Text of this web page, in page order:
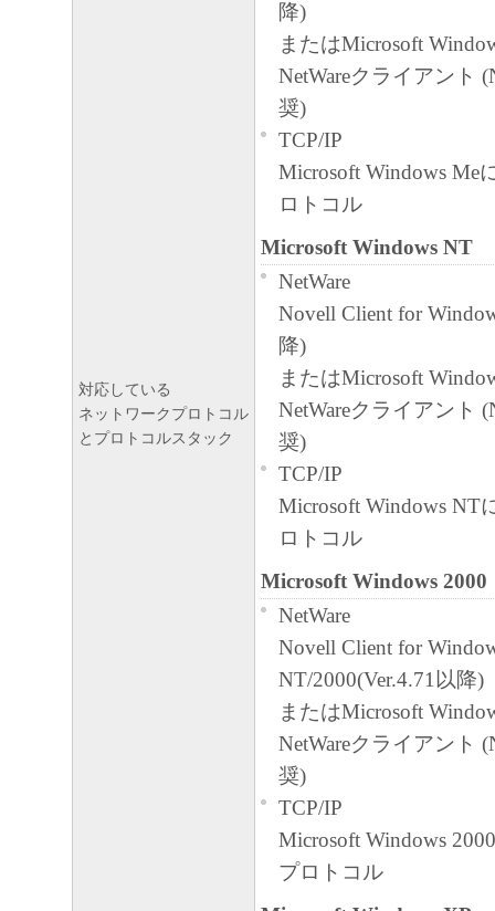
または一部を、直接または間接に輸出
本契約書は、お客様が、『同意』
た時点、または「本ソフトウェア
で発効し、下記(2)または(3)により
有効に存続します。
お客様は、「本ソフトウェア」お
すべてを廃棄および消去すること
を終了させることができます。
お客様が本契約書のいずれかの条
合、本契約書は直ちに終了します。
お客様は、上記(3)によって本契約
合、速やかに、「本ソフトウェア
物のすべてを廃棄または消去する
U.S. GOVERNMENT RESTRICTED
The Software is a "commercial item," as
computer software"and "commercial
documentation," as such terms areused in
(Sept 1995). Consistent with 48
227.7202-1 through 227.7202-4 (June
Government End Users shall acquire the
thoserights set forth herein. Manufacturer is
2,Shimomaruko 3-chome, Ohta-ku, Tokyo
本条項中で使用される"the Software"と
定義される「本ソフトウェア」を意味
対応している
ネットワークプロトコル
とプロトコルスタック
降)
またはMicrosoft
NetWareクライアント
奨)
TCP/IP
Microsoft Windows Me
ロトコル
Microsoft Windows NT
NetWare
Novell Client for
降)
またはMicrosoft
NetWareクライアント
奨)
TCP/IP
Microsoft Windows NT
ロトコル
Microsoft Windows 2000
NetWare
Novell Client for
NT/2000(Ver.4.71以降)
またはMicrosoft
NetWareクライアント
奨)
TCP/IP
Microsoft Windows
プロトコル